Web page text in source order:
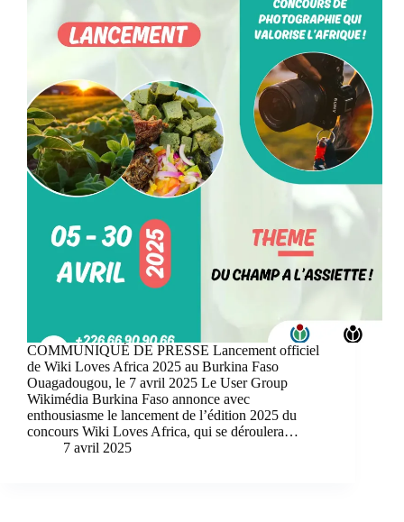
COMMUNIQUÉ DE PRESSE Lancement officiel
de Wiki Loves Africa 2025 au Burkina Faso
Ouagadougou, le 7 avril 2025 Le User Group
Wikimédia Burkina Faso annonce avec
enthousiasme le lancement de l’édition 2025 du
concours Wiki Loves Africa, qui se déroulera…
7 avril 2025